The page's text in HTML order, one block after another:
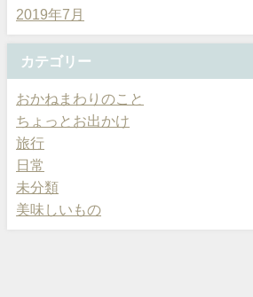
2019年7月
カテゴリー
おかねまわりのこと
ちょっとお出かけ
旅行
日常
未分類
美味しいもの